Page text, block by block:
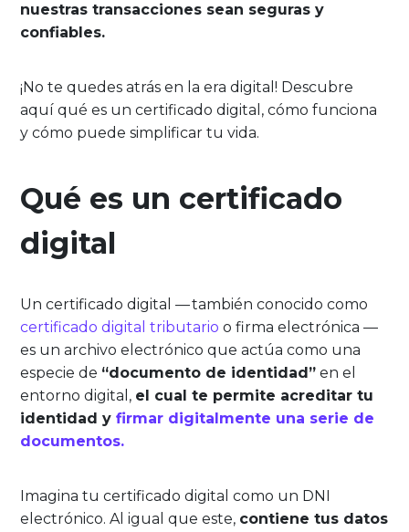
nuestras transacciones sean seguras y
confiables.
¡No te quedes atrás en la era digital! Descubre
aquí qué es un certificado digital, cómo funciona
y cómo puede simplificar tu vida.
Qué es un certificado
digital
Un certificado digital — también conocido como
certificado digital tributario o firma electrónica —
es un archivo electrónico que actúa como una
especie de “documento de identidad” en el
entorno digital, el cual te permite acreditar tu
identidad yfirmar digitalmente una serie de
documentos.
Imagina tu certificado digital como un DNI
electrónico. Al igual que este, contiene tus datos